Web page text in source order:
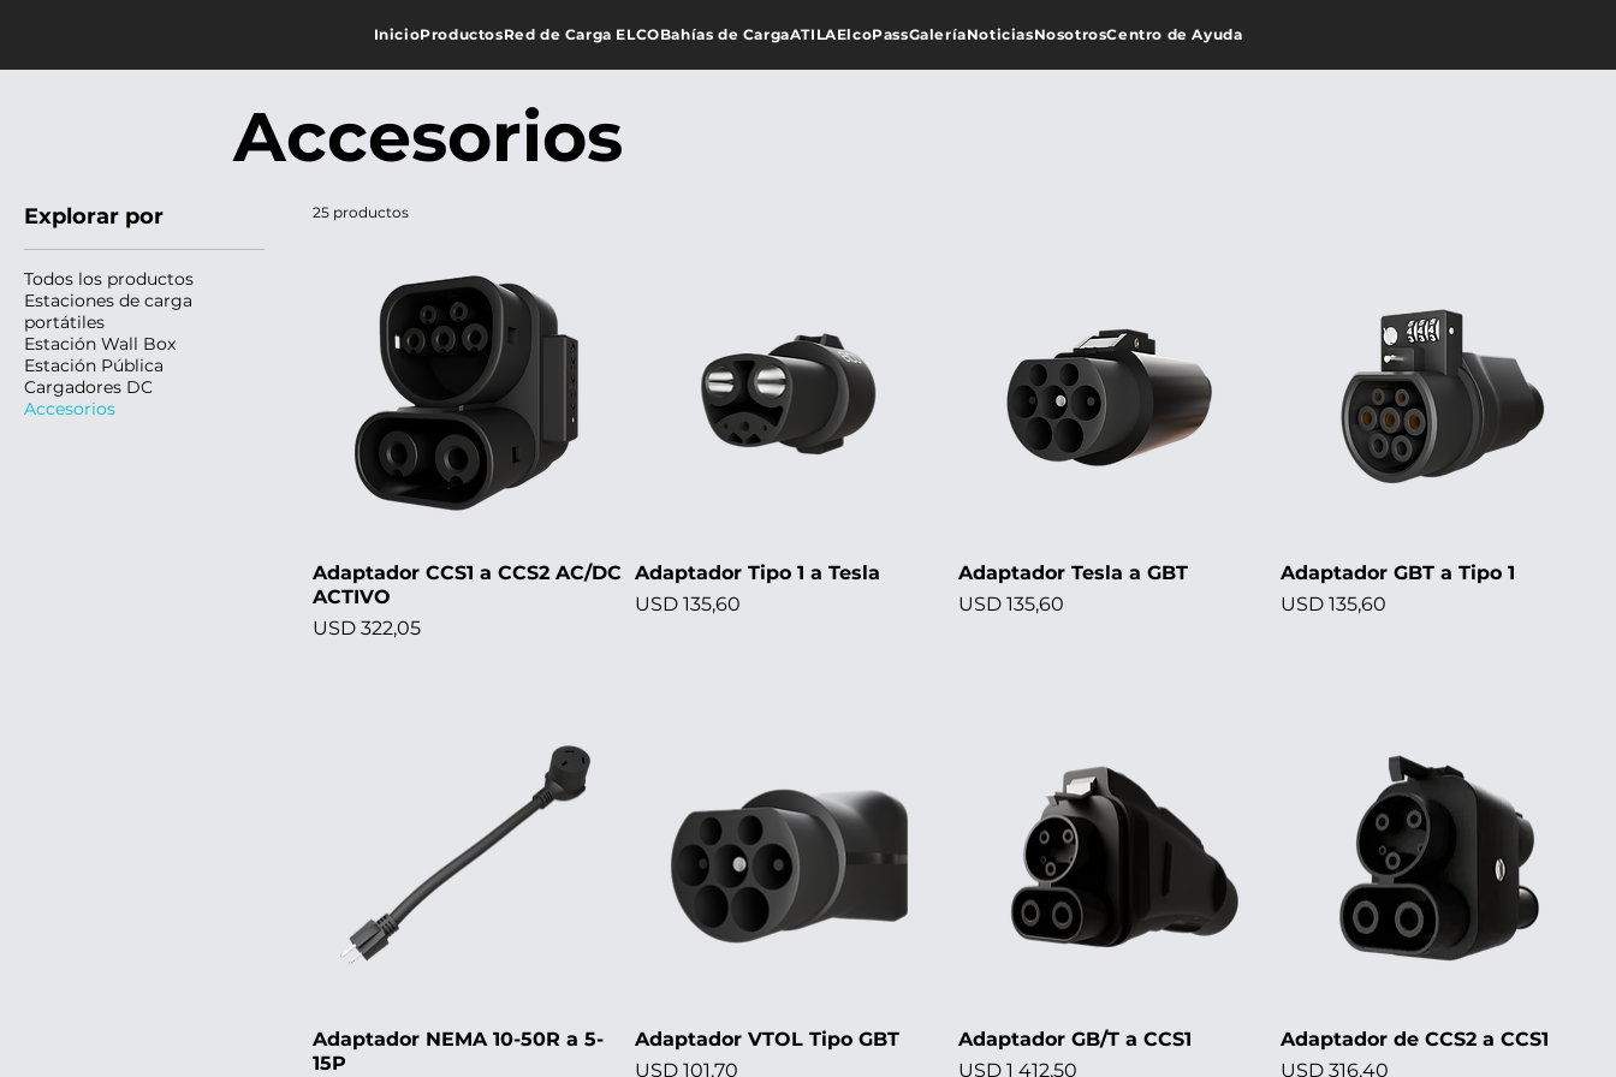
InicioProductosRed de Carga ELCOBahías de CargaATILAElcoPassGaleríaNoticiasNosotrosCentro de Ayuda
Accesorios
Explorar por
Todos los productos
Estaciones de carga
portátiles
Estación Wall Box
Estación Pública
Cargadores DC
Accesorios
25 productos
Adaptador CCS1 a CCS2 AC/DC
ACTIVO
Precio
USD 322,05
Adaptador Tipo 1 a Tesla
Precio
USD 135,60
Adaptador Tesla a GBT
Precio
USD 135,60
Adaptador GBT a Tipo 1
Precio
USD 135,60
Adaptador NEMA 10-50R a 5-
15P
Adaptador VTOL Tipo GBT
Precio
USD 101,70
Adaptador GB/T a CCS1
Precio
USD 1 412,50
Adaptador de CCS2 a CCS1
Precio
USD 316,40